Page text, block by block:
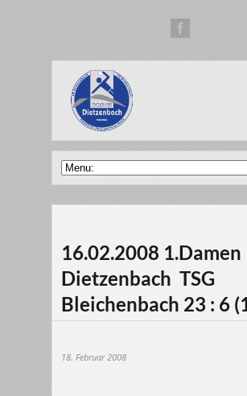
16.02.2008 1.Damen
Dietzenbach  TSG
Bleichenbach 23 : 6
18. Februar 2008